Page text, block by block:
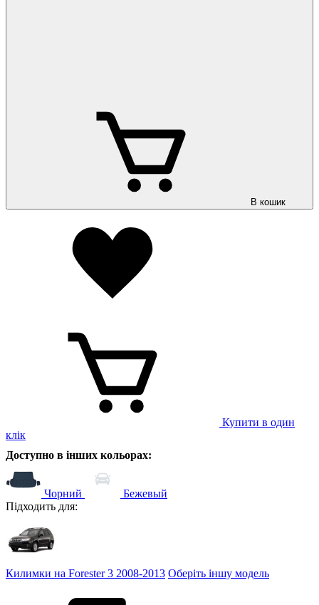
В кошик
Купити в один
клік
Доступно в інших кольорах:
Чорний
Бежевый
Підходить для:
Килимки на Forester 3 2008-2013 Оберіть іншу модель